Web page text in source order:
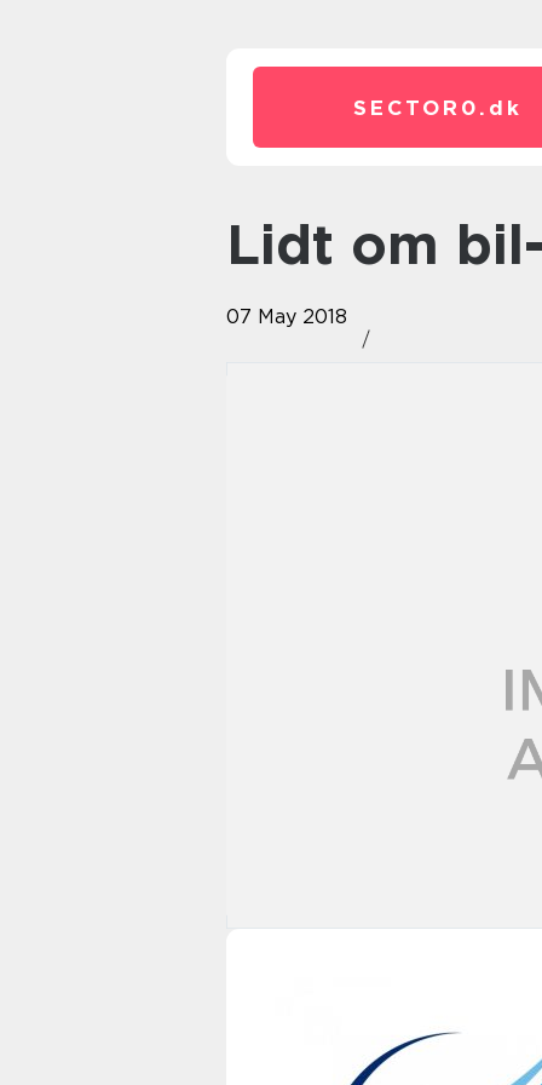
SECTOR0. dk
Lidt om
07 May 2018